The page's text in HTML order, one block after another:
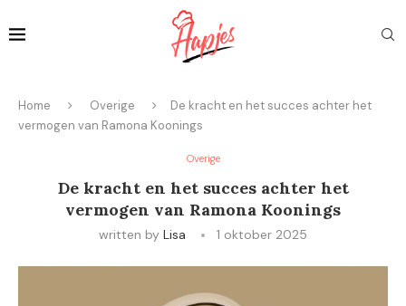
Home Overige
De kracht en het succes achter het
vermogen van Ramona Koonings
Overige
De kracht en het succes achter het
vermogen van Ramona Koonings
written by Lisa 1 oktober 2025